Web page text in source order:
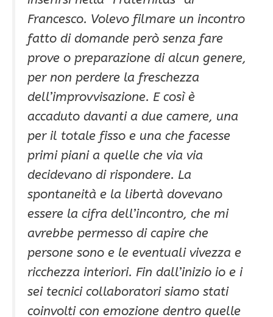
Francesco. Volevo filmare un incontro
fatto di domande però senza fare
prove o preparazione di alcun genere,
per non perdere la freschezza
dell’improvvisazione. E così è
accaduto davanti a due camere, una
per il totale fisso e una che facesse
primi piani a quelle che via via
decidevano di rispondere. La
spontaneità e la libertà dovevano
essere la cifra dell’incontro, che mi
avrebbe permesso di capire che
persone sono e le eventuali vivezza e
ricchezza interiori. Fin dall’inizio io e i
sei tecnici collaboratori siamo stati
coinvolti con emozione dentro quelle